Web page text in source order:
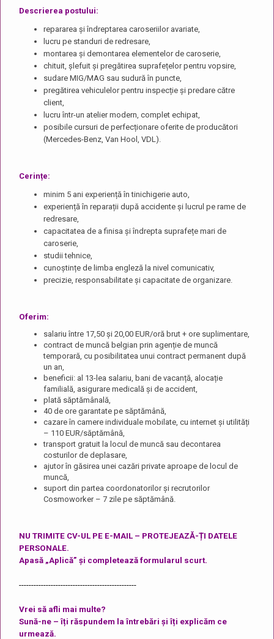
Descrierea postului:
repararea și îndreptarea caroseriilor avariate,
lucru pe standuri de redresare,
montarea și demontarea elementelor de caroserie,
chituit, șlefuit și pregătirea suprafețelor pentru vopsire,
sudare MIG/MAG sau sudură în puncte,
pregătirea vehiculelor pentru inspecție și predare către
client,
lucru într-un atelier modern, complet echipat,
posibile cursuri de perfecționare oferite de producători
(Mercedes-Benz, Van Hool, VDL).
Cerințe:
minim 5 ani experiență în tinichigerie auto,
experiență în reparații după accidente și lucrul pe rame de
redresare,
capacitatea de a finisa și îndrepta suprafețe mari de
caroserie,
studii tehnice,
cunoștințe de limba engleză la nivel comunicativ,
precizie, responsabilitate și capacitate de organizare.
Oferim:
salariu între 17,50 și 20,00 EUR/oră brut + ore suplimentare,
contract de muncă belgian prin agenție de muncă
temporară, cu posibilitatea unui contract permanent după
un an,
beneficii: al 13-lea salariu, bani de vacanță, alocație
familială, asigurare medicală și de accident,
plată săptămânală,
40 de ore garantate pe săptămână,
cazare în camere individuale mobilate, cu internet și utilități
– 110 EUR/săptămână,
transport gratuit la locul de muncă sau decontarea
costurilor de deplasare,
ajutor în găsirea unei cazări private aproape de locul de
muncă,
suport din partea coordonatorilor și recrutorilor
Cosmoworker – 7 zile pe săptămână.
NU TRIMITE CV-UL PE E-MAIL – PROTEJEAZĂ-ȚI DATELE
PERSONALE.
Apasă „Aplică” și completează formularul scurt.
------------------------------------------------
Vrei să afli mai multe?
Sună-ne – îți răspundem la întrebări și îți explicăm ce
urmează.